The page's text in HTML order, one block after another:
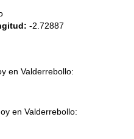
-2.72887
en Valderrebollo:
en Valderrebollo: